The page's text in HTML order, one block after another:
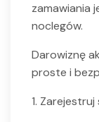
zamawiania
noclegów.
Darowiznę
proste i
1. Zarejestruj